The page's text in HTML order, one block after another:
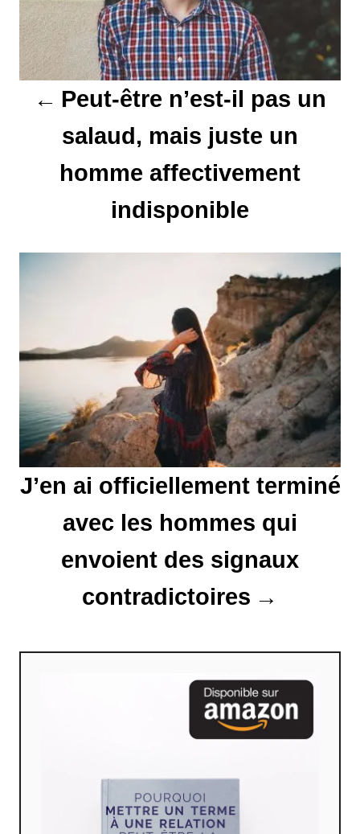
a
t
l
a
t
i
c
Peut-être n’est-il pas un
salaud, mais juste un
homme affectivement
indisponible
J’en ai officiellement terminé
avec les hommes qui
envoient des signaux
contradictoires